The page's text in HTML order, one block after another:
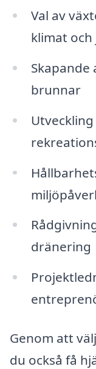
Val av
klimat och
brunnar
dränering
Genom att
du också få